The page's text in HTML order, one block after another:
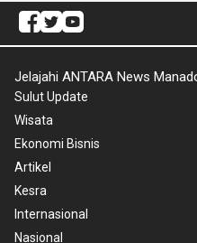
Jelajahi ANTARA News
Sulut Update
Wisata
Ekonomi Bisnis
Artikel
Kesra
Internasional
Nasional